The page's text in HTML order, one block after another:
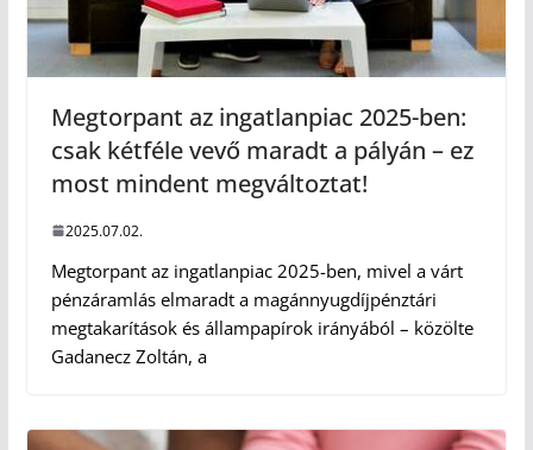
Megtorpant az ingatlanpiac 2025-ben:
csak kétféle vevő maradt a pályán – ez
most mindent megváltoztat!
2025.07.02.
Megtorpant az ingatlanpiac 2025-ben, mivel a várt
pénzáramlás elmaradt a magánnyugdíjpénztári
megtakarítások és állampapírok irányából – közölte
Gadanecz Zoltán, a